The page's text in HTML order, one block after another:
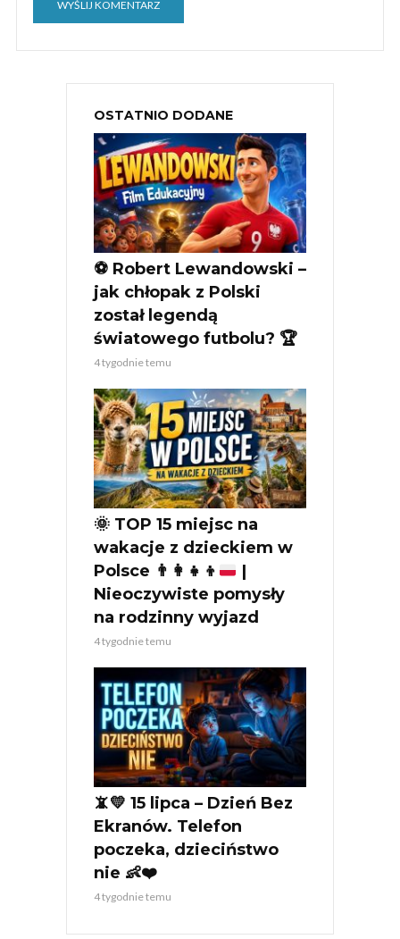
OSTATNIO DODANE
⚽ Robert Lewandowski –
jak chłopak z Polski
został legendą
światowego futbolu? 🏆
4 tygodnie temu
🌞 TOP 15 miejsc na
wakacje z dzieckiem w
Polsce 👨‍👩‍👧‍👦
|
Nieoczywiste pomysły
na rodzinny wyjazd
4 tygodnie temu
📵💛 15 lipca – Dzień Bez
Ekranów. Telefon
poczeka, dzieciństwo
nie 👶❤️
4 tygodnie temu